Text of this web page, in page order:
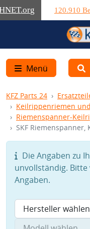
.org 120.910
Menü
KFZ Parts 24
Keilrippenriemen
Riemenspanner-
SKF
Die Angaben zu
unvollständig.
Angaben.